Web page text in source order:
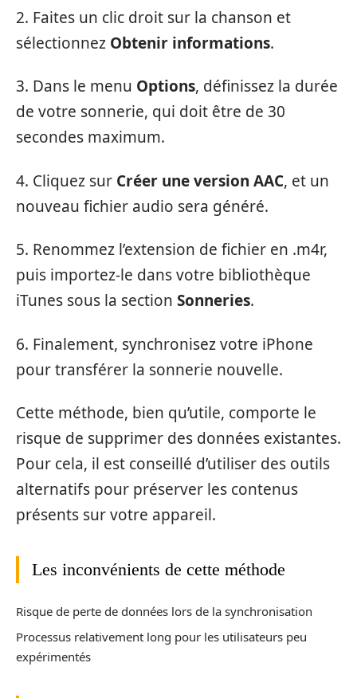
2. Faites un clic droit sur la chanson et
sélectionnez Obtenir informations.
3. Dans le menu Options, définissez la durée
de votre sonnerie, qui doit être de 30
secondes maximum.
4. Cliquez sur Créer une version AAC, et un
nouveau fichier audio sera généré.
5. Renommez l’extension de fichier en .m4r,
puis importez-le dans votre bibliothèque
iTunes sous la section Sonneries.
6. Finalement, synchronisez votre iPhone
pour transférer la sonnerie nouvelle.
Cette méthode, bien qu’utile, comporte le
risque de supprimer des données existantes.
Pour cela, il est conseillé d’utiliser des outils
alternatifs pour préserver les contenus
présents sur votre appareil.
Les inconvénients de cette méthode
Risque de perte de données lors de la synchronisation
Processus relativement long pour les utilisateurs peu
expérimentés